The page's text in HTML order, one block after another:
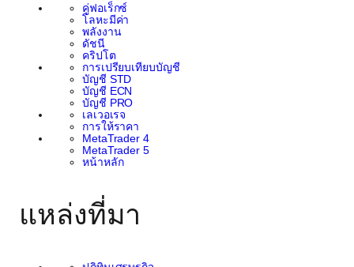
คู่ฟอเร็กซ์
โลหะมีค่า
พลังงาน
ดัชนี
คริปโต
การเปรียบเทียบบัญชี
บัญชี STD
บัญชี ECN
บัญชี PRO
เลเวอเรจ
การให้ราคา
MetaTrader 4
MetaTrader 5
หน้าหลัก
แหล่งที่มา